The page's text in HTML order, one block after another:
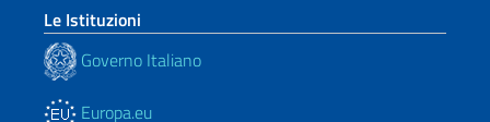
Le Istituzioni
Governo Italiano
Europa.eu